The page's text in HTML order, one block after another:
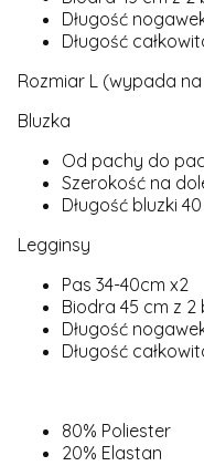
Długość
Długość
Rozmiar L (wypada
Bluzka
Od pachy do
Szerokość na
Długość bluzki
Legginsy
Pas 34-40cm x2
Biodra 45 cm z
Długość
Długość
80% Poliester
20% Elastan